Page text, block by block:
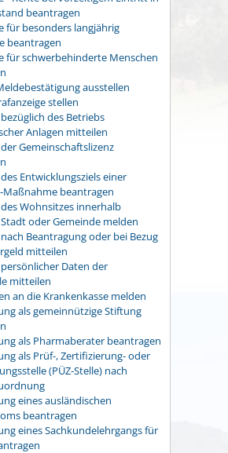
beantragen
für besonders langjährig
beantragen
für schwerbehinderte Menschen
ausstellen
stellen
des Betriebs
Anlagen mitteilen
Gemeinschaftslizenz
Entwicklungsziels einer
beantragen
Wohnsitzes innerhalb
oder Gemeinde melden
Beantragung oder bei Bezug
mitteilen
Daten der
mitteilen
an die Krankenkasse melden
als gemeinnützige Stiftung
als Pharmaberater beantragen
als Prüf-, Zertifizierung- oder
(PÜZ-Stelle) nach
eines ausländischen
beantragen
eines Sachkundelehrgangs für